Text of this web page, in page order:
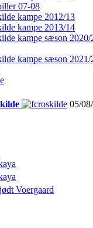
07-08
kampe 2012/13
kampe 2013/14
kampe sæson 2020/
kampe sæson 2021/
05/
Voergaard